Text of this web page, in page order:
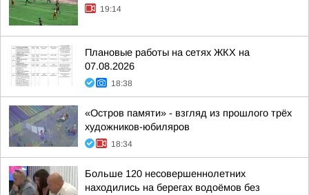
19:14
Плановые работы на сетях ЖКХ на
07.08.2026
18:38
«Остров памяти» - взгляд из прошлого трёх
художников-юбиляров
18:34
Больше 120 несовершеннолетних
находились на берегах водоёмов без